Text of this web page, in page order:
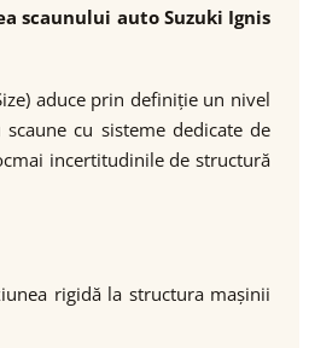
scaunului auto Suzuki Ignis
aduce prin definiție un nivel
cu sisteme dedicate de
incertitudinile de structură
rigidă la structura mașinii